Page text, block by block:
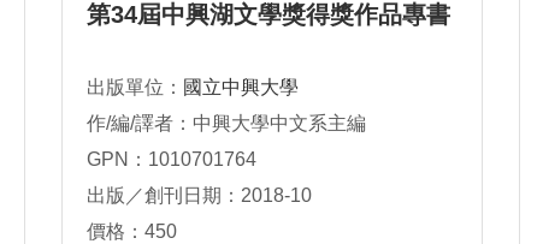
第34屆中興湖文學獎得獎作品專書
出版單位： 國立中興大學
作/編/譯者：中興大學中文系主編
GPN：1010701764
出版／創刊日期：2018-10
價格：450